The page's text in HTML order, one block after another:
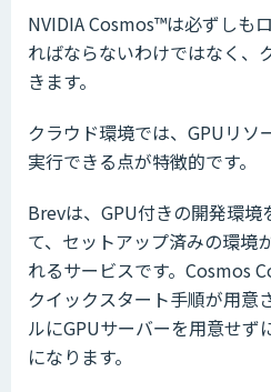
NVIDIA Cosmos™は必ずしも
ればならないわけではなく、
きます。
クラウド環境では、GPUリソ
実行できる点が特徴的です。
Brevは、GPU付きの開発環
て、セットアップ済みの環境
れるサービスです。Cosmos
クイックスタート手順が用意
ルにGPUサーバーを用意せず
になります。